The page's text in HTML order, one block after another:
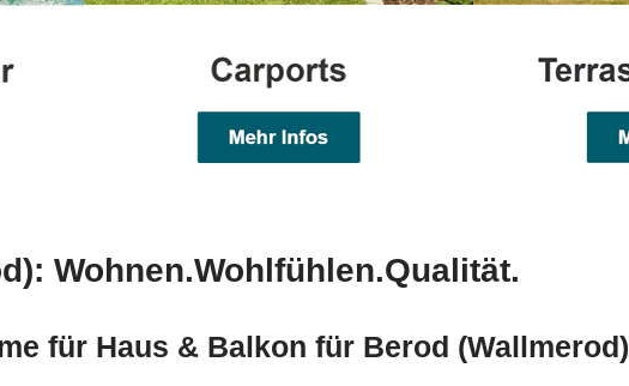
Wohnen.Wohlfühlen.Qualität.
für Haus & Balkon für Berod (Wallmerod)